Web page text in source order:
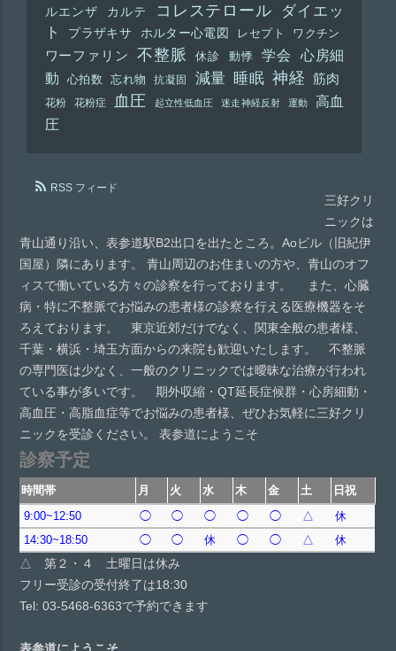
ルエンザ
カルテ コレステロール
ダイエッ
ト
プラザキサ ホルター心電図 レセプト ワクチン
ワーファリン 不整脈 休診 動悸 学会
心房細
動
心拍数 忘れ物 抗凝固 減量 睡眠 神経 筋肉
花粉 花粉症 血圧 起立性低血圧 迷走神経反射 運動
高血
圧
RSS フィード
三好クリ
ニックは
青山通り沿い、表参道駅B2出口を出たところ。Aoビル（旧紀伊
国屋）隣にあります。 青山周辺のお住まいの方や、青山のオフ
ィスで働いている方々の診察を行っております。 また、心臓
病・特に不整脈でお悩みの患者様の診察を行える医療機器をそ
ろえております。 東京近郊だけでなく、関東全般の患者様、
千葉・横浜・埼玉方面からの来院も歓迎いたします。 不整脈
の専門医は少なく、一般のクリニックでは曖昧な治療が行われ
ている事が多いです。 期外収縮・QT延長症候群・心房細動・
高血圧・高脂血症等でお悩みの患者様、ぜひお気軽に三好クリ
ニックを受診ください。 表参道にようこそ
診察予定
時間帯 月 火 水 木 金 土
日祝
9:00~12:50
◯ ◯ ◯ ◯ ◯ △
休
14:30~18:50
◯ ◯ 休 ◯ ◯ △ 休
△ 第２・４ 土曜日は休み
フリー受診の受付終了は18:30
Tel: 03-5468-6363で予約できます